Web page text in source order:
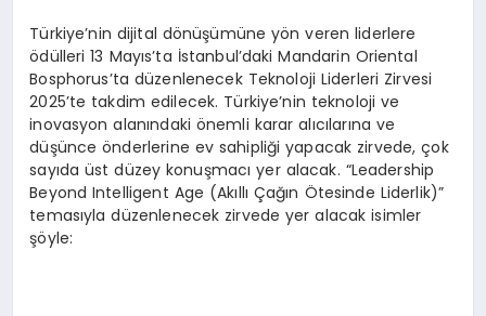
Türkiye’nin dijital dönüşümüne yön veren liderlere
ödülleri 13 Mayıs’ta İstanbul’daki Mandarin Oriental
Bosphorus’ta düzenlenecek Teknoloji Liderleri Zirvesi
2025’te takdim edilecek. Türkiye’nin teknoloji ve
inovasyon alanındaki önemli karar alıcılarına ve
düşünce önderlerine ev sahipliği yapacak zirvede, çok
sayıda üst düzey konuşmacı yer alacak. “Leadership
Beyond Intelligent Age (Akıllı Çağın Ötesinde Liderlik)”
temasıyla düzenlenecek zirvede yer alacak isimler
şöyle: